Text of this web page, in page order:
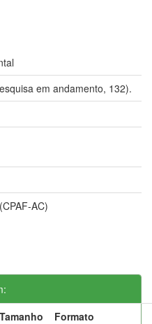
em andamento, 132).
AC)
Tamanho
Formato